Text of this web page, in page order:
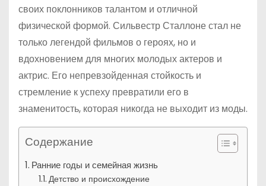
своих поклонников талантом и отличной
физической формой. Сильвестр Сталлоне стал не
только легендой фильмов о героях, но и
вдохновением для многих молодых актеров и
актрис. Его непревзойденная стойкость и
стремление к успеху превратили его в
знаменитость, которая никогда не выходит из моды.
Содержание
Ранние годы и семейная жизнь
Детство и происхождение